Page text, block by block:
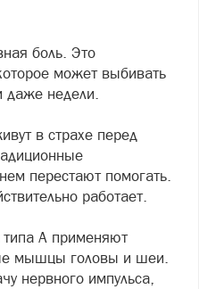
боль. Это
может выбивать
даже недели.
в страхе перед
перестают помогать.
работает.
типа А применяют
мышцы головы и шеи.
нервного импульса,